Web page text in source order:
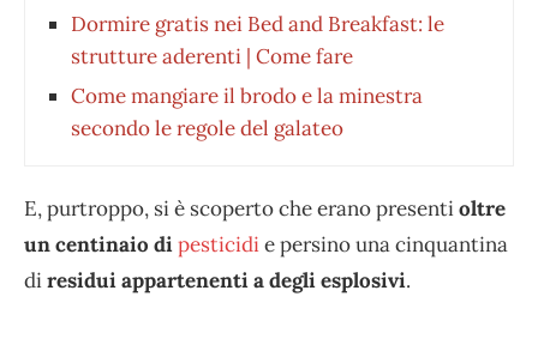
Dormire gratis nei Bed and Breakfast: le
strutture aderenti | Come fare
Come mangiare il brodo e la minestra
secondo le regole del galateo
E, purtroppo, si è scoperto che erano presentioltre
un centinaio dipesticidie persino una cinquantina
diresidui appartenenti a degli esplosivi.